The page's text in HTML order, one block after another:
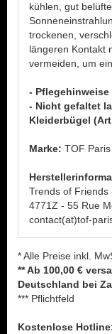
kühlen, gut
trockenen,
längeren Kontakt
vermeiden, um
-
- Nicht gefaltet
Kleiderbügel
Marke: TOF Paris
Trends of Friends
4771Z - 55 Rue
contact(at)tof-
* Alle Preise inkl.
** Ab 100,00 €
Deutschland bei
*** Pflichtfeld
Kostenlose